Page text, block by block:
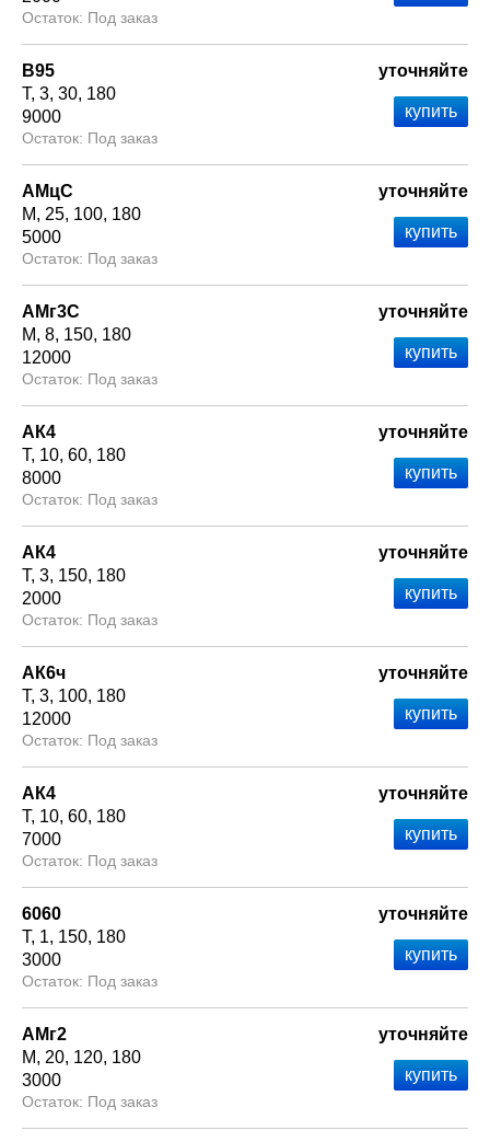
Под заказ
В95
Т 3 30 180
9000
Под заказ
уточняйте
АМцС
М
25 100 180
5000
Под заказ
уточняйте
АМг3С
М 8 150 180
12000
Под заказ
уточняйте
АК4
Т 10 60 180
8000
Под заказ
уточняйте
АК4
Т 3 150 180
2000
Под заказ
уточняйте
АК6ч
Т 3 100 180
12000
Под заказ
уточняйте
АК4
Т 10 60 180
7000
Под заказ
уточняйте
6060
Т 1 150 180
3000
Под заказ
уточняйте
АМг2
М
20 120 180
3000
Под заказ
уточняйте